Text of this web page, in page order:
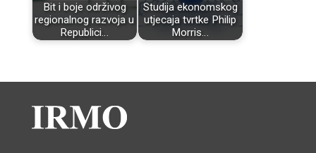
Bit i boje održivog
regionalnog razvoja u
Republici…
Studija ekonomskog
utjecaja tvrtke Philip
Morris…